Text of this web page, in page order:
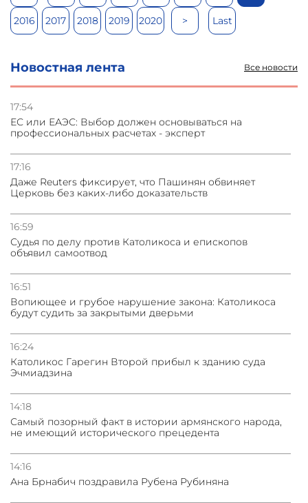
2016 2017 2018 2019 2020 > Last
Новостная лента Все новости
17:54
ЕС или ЕАЭС: Выбор должен основываться на
профессиональных расчетах - эксперт
17:16
Даже Reuters фиксирует, что Пашинян обвиняет
Церковь без каких-либо доказательств
16:59
Судья по делу против Католикоса и епископов
объявил самоотвод
16:51
Вопиющее и грубое нарушение закона: Католикоса
будут судить за закрытыми дверьми
16:24
Католикос Гарегин Второй прибыл к зданию суда
Эчмиадзина
14:18
Самый позорный факт в истории армянского народа,
не имеющий исторического прецедента
14:16
Ана Брнабич поздравила Рубена Рубиняна